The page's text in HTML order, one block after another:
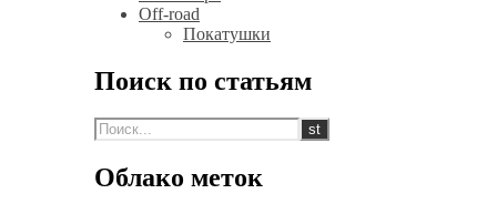
Off-road
Покатушки
Поиск по статьям
Облако меток